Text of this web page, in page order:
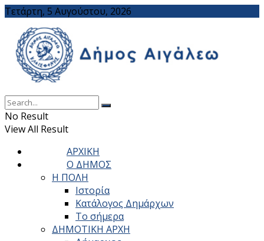
Τετάρτη, 5 Αυγούστου, 2026
No Result
View All Result
ΑΡΧΙΚΗ
Ο ΔΗΜΟΣ
Η ΠΟΛΗ
Ιστορία
Κατάλογος Δημάρχων
Το σήμερα
ΔΗΜΟΤΙΚΗ ΑΡΧΗ